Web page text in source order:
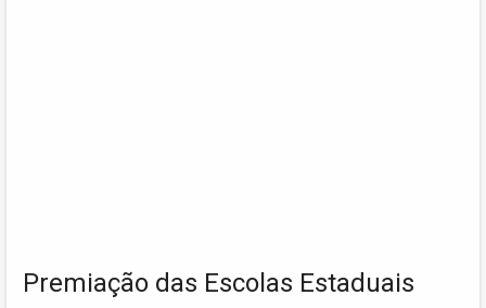
Premiação das Escolas Estaduais